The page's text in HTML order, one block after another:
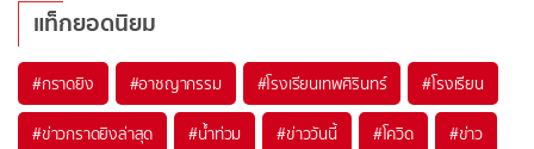
แท็กยอดนิยม
#กราดยิง #อาชญากรรม #โรงเรียนเทพศิรินทร์ #โรงเรียน
#ข่าวกราดยิงล่าสุด #น้ำท่วม #ข่าววันนี้ #โควิด #ข่าว